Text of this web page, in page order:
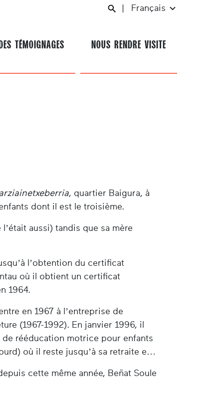
Français
TÉMOIGNAGES NOUS RENDRE VISITE
, quartier Baigura, à
dont il est le troisième.
aussi) tandis que sa mère
l’obtention du certificat
où il obtient un certificat
1964.
en 1967 à l’entreprise de
(1967-1992). En janvier 1996, il
de rééducation motrice pour enfants
où il reste jusqu’à sa retraite en
cette même année, Beñat Soule